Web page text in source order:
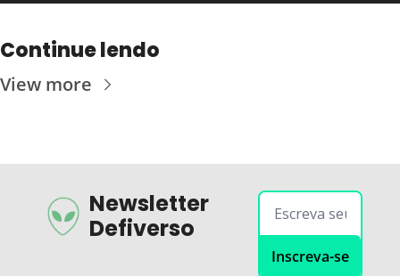
Continue lendo
View more
Newsletter
Defiverso
Inscreva-se